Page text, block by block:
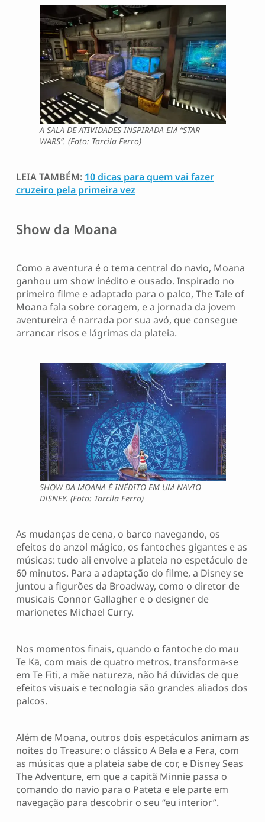
A SALA DE ATIVIDADES INSPIRADA EM “STAR
WARS”. (Foto: Tarcila Ferro)
LEIA TAMBÉM: 10 dicas para quem vai fazer
cruzeiro pela primeira vez
Show da Moana
Como a aventura é o tema central do navio, Moana
ganhou um show inédito e ousado. Inspirado no
primeiro filme e adaptado para o palco, The Tale of
Moana fala sobre coragem, e a jornada da jovem
aventureira é narrada por sua avó, que consegue
arrancar risos e lágrimas da plateia.
SHOW DA MOANA É INÉDITO EM UM NAVIO
DISNEY. (Foto: Tarcila Ferro)
As mudanças de cena, o barco navegando, os
efeitos do anzol mágico, os fantoches gigantes e as
músicas: tudo ali envolve a plateia no espetáculo de
60 minutos. Para a adaptação do filme, a Disney se
juntou a figurões da Broadway, como o diretor de
musicais Connor Gallagher e o designer de
marionetes Michael Curry.
Nos momentos finais, quando o fantoche do mau
Te Kā, com mais de quatro metros, transforma-se
em Te Fiti, a mãe natureza, não há dúvidas de que
efeitos visuais e tecnologia são grandes aliados dos
palcos.
Além de Moana, outros dois espetáculos animam as
noites do Treasure: o clássico A Bela e a Fera, com
as músicas que a plateia sabe de cor, e Disney Seas
The Adventure, em que a capitã Minnie passa o
comando do navio para o Pateta e ele parte em
navegação para descobrir o seu “eu interior”.